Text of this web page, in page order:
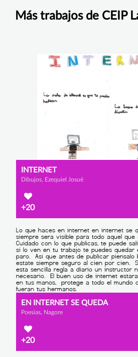
Más trabajos de CEIP
INTERNET
Dibujos, Ezequiel Josué
+20
EN INTERNET SE QUEDA
Poesías, Nagore
+20